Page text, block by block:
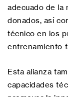
adecuado de la
donados, así
técnico en los
entrenamiento
Esta alianza
capacidades